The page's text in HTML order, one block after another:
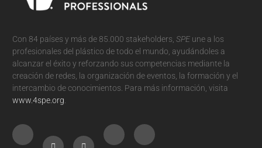
Con 84 países y más de 85.000 stakeholders, SPEune a los
profesionales del plástico de todo el mundo, ayudándoles a
alcanzar el éxito y reforzando sus competencias mediante la
creación de redes, la organización de eventos, la formación y el
intercambio de conocimientos. Para más información, visita
www.4spe.org